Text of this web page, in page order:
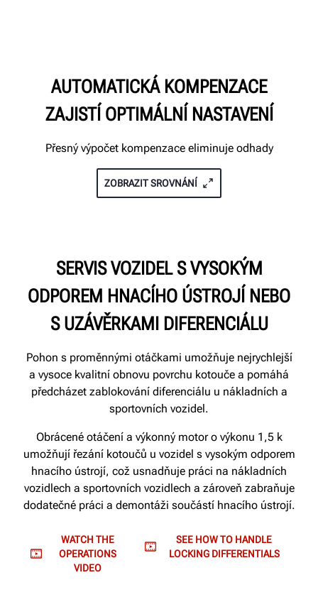
AUTOMATICKÁ KOMPENZACE
ZAJISTÍ OPTIMÁLNÍ NASTAVENÍ
Přesný výpočet kompenzace eliminuje odhady
ZOBRAZIT SROVNÁNÍ
SERVIS VOZIDEL S VYSOKÝM
ODPOREM HNACÍHO ÚSTROJÍ NEBO
S UZÁVĚRKAMI DIFERENCIÁLU
Pohon s proměnnými otáčkami umožňuje nejrychlejší
a vysoce kvalitní obnovu povrchu kotouče a pomáhá
předcházet zablokování diferenciálu u nákladních a
sportovních vozidel.
Obrácené otáčení a výkonný motor o výkonu 1,5 k
umožňují řezání kotoučů u vozidel s vysokým odporem
hnacího ústrojí, což usnadňuje práci na nákladních
vozidlech a sportovních vozidlech a zároveň zabraňuje
dodatečné práci a demontáži součástí hnacího ústrojí.
WATCH THE
OPERATIONS
VIDEO
SEE HOW TO HANDLE
LOCKING DIFFERENTIALS